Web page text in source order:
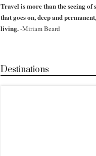
Travel is more than the seeing of
that goes on, deep and
living.-Miriam Beard
Destinations